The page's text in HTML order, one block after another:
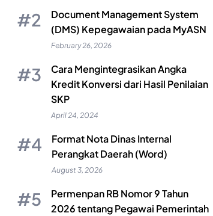
Document Management System
(DMS) Kepegawaian pada MyASN
February 26, 2026
Cara Mengintegrasikan Angka
Kredit Konversi dari Hasil Penilaian
SKP
April 24, 2024
Format Nota Dinas Internal
Perangkat Daerah (Word)
August 3, 2026
Permenpan RB Nomor 9 Tahun
2026 tentang Pegawai Pemerintah